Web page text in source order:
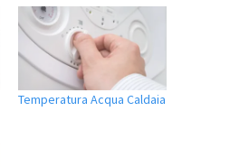
Temperatura Acqua Caldaia